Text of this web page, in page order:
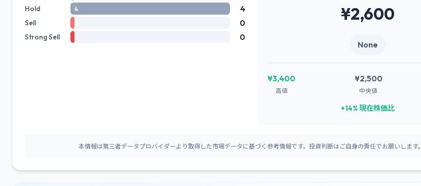
Hold 4 4
Sell 0
Strong Sell 0
¥2,600
None
¥3,400
高値
¥2,500
中央値
+14% 現在株価比
本情報は第三者データプロバイダーより取得した市場データに基づく参考情報です。投資判断はご自身の責任でお願いします。